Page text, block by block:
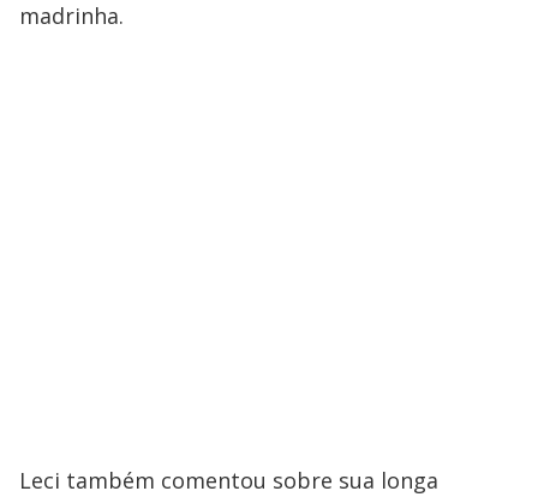
madrinha.
Leci também comentou sobre sua longa